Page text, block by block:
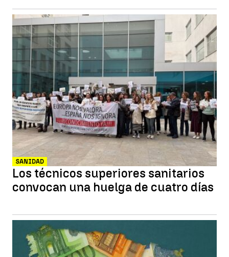
SANIDAD
Los técnicos superiores sanitarios
convocan una huelga de cuatro días